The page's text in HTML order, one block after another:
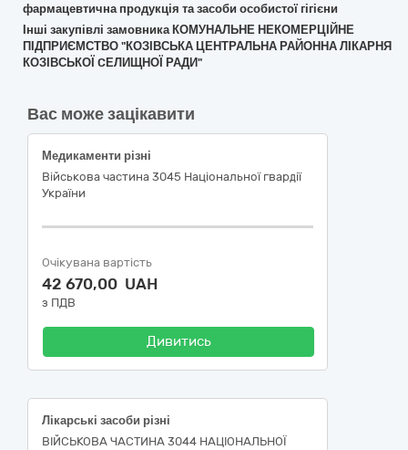
фармацевтична продукція та засоби особистої гігієни
Інші закупівлі замовника КОМУНАЛЬНЕ НЕКОМЕРЦІЙНЕ
ПІДПРИЄМСТВО "КОЗІВСЬКА ЦЕНТРАЛЬНА РАЙОННА ЛІКАРНЯ
КОЗІВСЬКОЇ CЕЛИЩНОЇ РАДИ"
Вас може зацікавити
Медикаменти різні
Військова частина 3045 Національної гвардії
України
Очікувана вартість
42 670,00 UAH
з ПДВ
Дивитись
Лікарські засоби різні
ВІЙСЬКОВА ЧАСТИНА 3044 НАЦІОНАЛЬНОЇ